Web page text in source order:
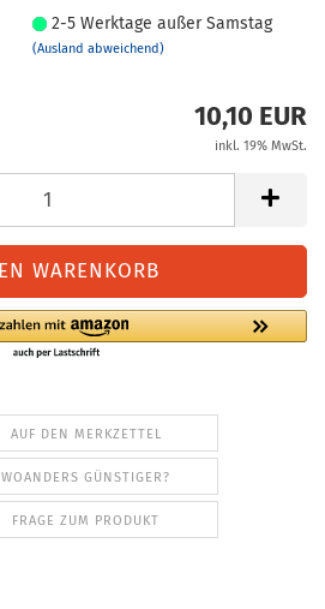
2-5 Werktage außer Samstag
(Ausland abweichend)
10,10 EUR
inkl. 19% MwSt.
AUF DEN MERKZETTEL
WOANDERS GÜNSTIGER?
FRAGE ZUM PRODUKT